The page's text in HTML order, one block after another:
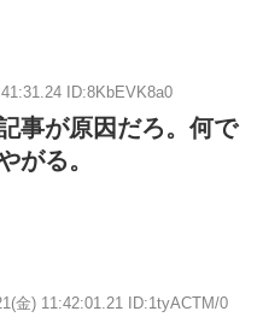
ID:8KbEVK8a0
事が原因だろ。何で
がる。
金) 11:42:01.21 ID:1tyACTM/0